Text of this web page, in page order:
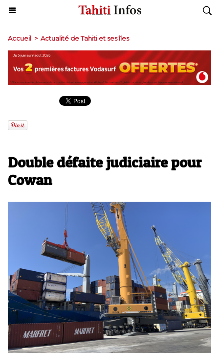
Accueil > Actualité de Tahiti et ses îles
​Double défaite judiciaire pour
Cowan